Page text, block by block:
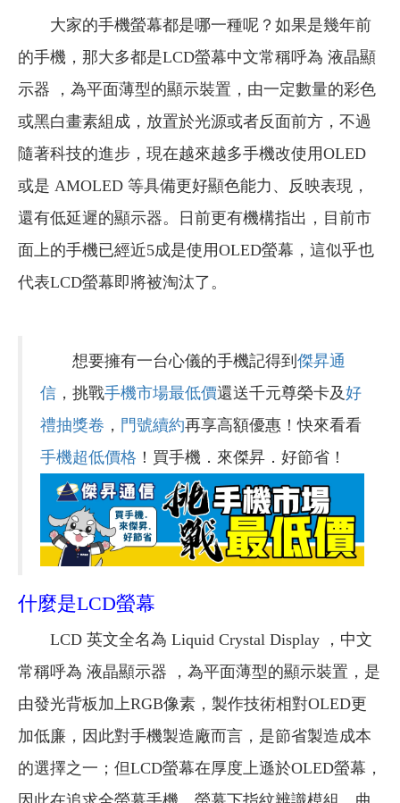
大家的手機螢幕都是哪一種呢？如果是幾年前
的手機，那大多都是LCD螢幕中文常稱呼為 液晶顯
示器 ，為平面薄型的顯示裝置，由一定數量的彩色
或黑白畫素組成，放置於光源或者反面前方，不過
隨著科技的進步，現在越來越多手機改使用OLED
或是 AMOLED 等具備更好顯色能力、反映表現，
還有低延遲的顯示器。日前更有機構指出，目前市
面上的手機已經近5成是使用OLED螢幕，這似乎也
代表LCD螢幕即將被淘汰了。
想要擁有一台心儀的手機記得到 傑昇通
信 ，挑戰手機市場最低價還送千元尊榮卡及好
禮抽獎卷 ， 門號續約再享高額優惠！快來看看
手機超低價格 ！買手機．來傑昇．好節省！
什麼是LCD螢幕
LCD 英文全名為 Liquid Crystal Display ，中文
常稱呼為 液晶顯示器 ，為平面薄型的顯示裝置，是
由發光背板加上RGB像素，製作技術相對OLED更
加低廉，因此對手機製造廠而言，是節省製造成本
的選擇之一；但LCD螢幕在厚度上遜於OLED螢幕，